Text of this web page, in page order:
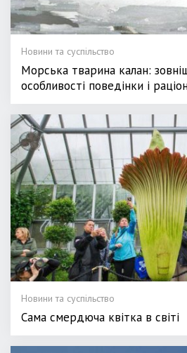
Новини та суспільство
Морська тварина калан:
особливості поведінки і
Новини та суспільство
Сама смердюча квітка в світі